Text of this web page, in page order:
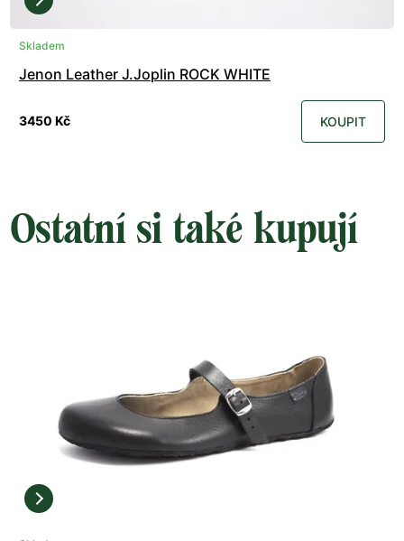
Skladem
Jenon Leather J.Joplin ROCK WHITE
3450 Kč KOUPIT
Ostatní si také kupují